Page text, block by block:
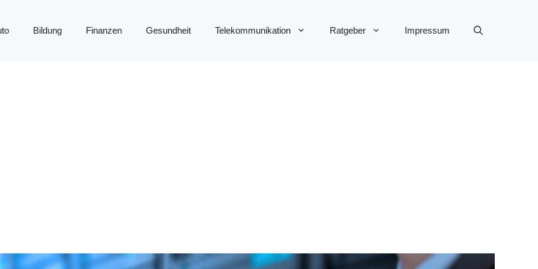
Bildung Finanzen Gesundheit Telekommunikation Ratgeber Impressum